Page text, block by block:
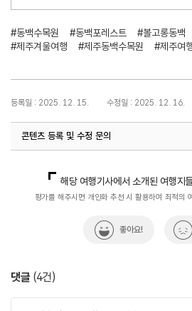
#동백수목원 #동백포레스트 #볼고롱동백
#제주겨울여행
#제주동백수목원 #제주여
등록일 : 2025. 12. 15. 수정일 : 2025. 12. 16.
콘텐츠 등록 및 수정 문의
해당 여행기사에서 소개된 여행지
평가를 해주시면 개인화 추천 시 활용하여 최적의
좋아요!
댓글 (4건)